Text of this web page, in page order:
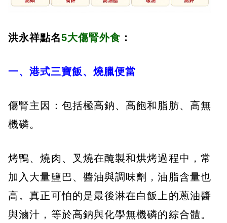
洪永祥點名5大傷腎外食 ：
一、港式三寶飯、燒臘便當
傷腎主因：包括極高鈉、高飽和脂肪、高無
機磷。
烤鴨、燒肉、叉燒在醃製和烘烤過程中，常
加入大量鹽巴、醬油與調味劑，油脂含量也
高。真正可怕的是最後淋在白飯上的蔥油醬
與滷汁，等於高鈉與化學無機磷的綜合體。